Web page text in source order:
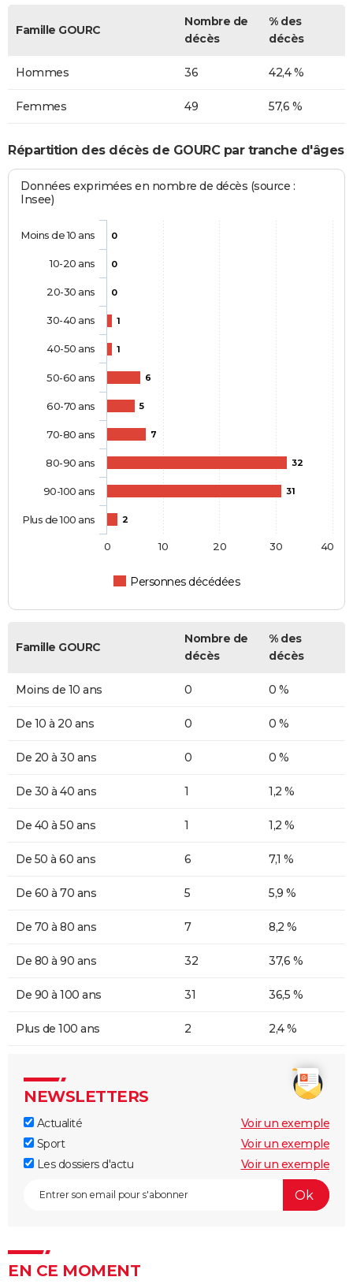
Famille GOURC
Nombre de
décès
% des
décès
Hommes 36 42,4 %
Femmes 49 57,6 %
Répartition des décès de GOURC par tranche d'âges
Données exprimées en nombre de décès (source :
Insee)
0
0
0
1
1
6
5
7
32
31
2
Personnes décédées
Moins de 10 ans
10-20 ans
20-30 ans
30-40 ans
40-50 ans
50-60 ans
60-70 ans
70-80 ans
80-90 ans
90-100 ans
Plus de 100 ans
0 10 20 30 40
Famille GOURC
Nombre de
décès
% des
décès
Moins de 10 ans 0 0 %
De 10 à 20 ans 0 0 %
De 20 à 30 ans 0 0 %
De 30 à 40 ans 1 1,2 %
De 40 à 50 ans 1 1,2 %
De 50 à 60 ans 6 7,1 %
De 60 à 70 ans 5 5,9 %
De 70 à 80 ans 7 8,2 %
De 80 à 90 ans 32 37,6 %
De 90 à 100 ans 31 36,5 %
Plus de 100 ans 2 2,4 %
NEWSLETTERS
Actualité
Voir un exemple
Sport
Voir un exemple
Les dossiers d'actu
Voir un exemple
EN CE MOMENT